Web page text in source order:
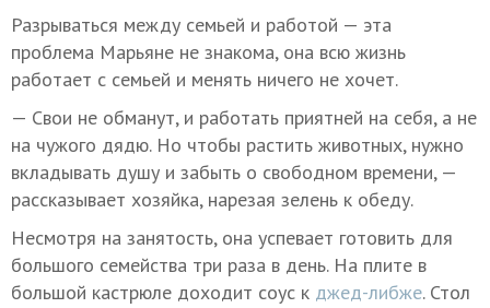
Разрываться между семьей и работой — эта
проблема Марьяне не знакома, она всю жизнь
работает с семьей и менять ничего не хочет.
— Свои не обманут, и работать приятней на себя, а не
на чужого дядю. Но чтобы растить животных, нужно
вкладывать душу и забыть о свободном времени, —
рассказывает хозяйка, нарезая зелень к обеду.
Несмотря на занятость, она успевает готовить для
большого семейства три раза в день. На плите в
большой кастрюле доходит соус к джед-либже. Стол